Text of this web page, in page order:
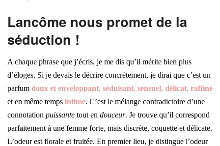
Lancôme nous promet de la
séduction !
A chaque phrase que j’écris, je me dis qu’il mérite bien plus
d’éloges. Si je devais le décrire concrètement, je dirai que c’est un
parfum doux et enveloppant, séduisant, sensuel, délicat, raffiné
et en même temps intime. C’est le mélange contradictoire d’une
connotation puissante tout en douceur. Je trouve qu’il correspond
parfaitement à une femme forte, mais discrète, coquette et délicate.
L’odeur est florale et fruitée. En premier lieu, je distingue l’odeur